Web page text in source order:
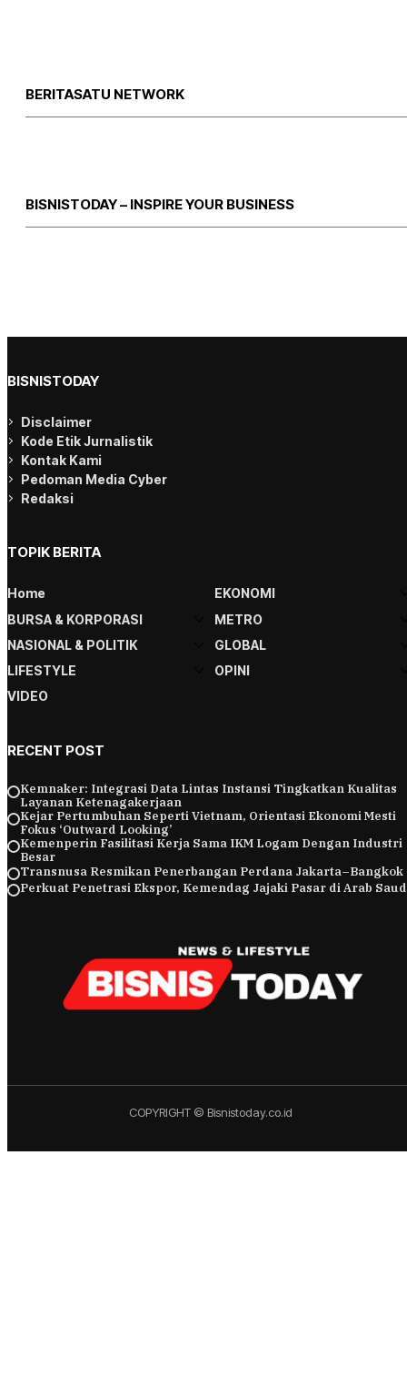
BERITASATU NETWORK
BISNISTODAY – INSPIRE YOUR BUSINESS
BISNISTODAY
Disclaimer
Kode Etik Jurnalistik
Kontak Kami
Pedoman Media Cyber
Redaksi
TOPIK BERITA
Home
EKONOMI
BURSA & KORPORASI
METRO
NASIONAL & POLITIK
GLOBAL
LIFESTYLE
OPINI
VIDEO
RECENT POST
Kemnaker: Integrasi Data Lintas Instansi Tingkatkan Kualitas
Layanan Ketenagakerjaan
Kejar Pertumbuhan Seperti Vietnam, Orientasi Ekonomi Mesti
Fokus ‘Outward Looking’
Kemenperin Fasilitasi Kerja Sama IKM Logam Dengan Industri
Besar
Transnusa Resmikan Penerbangan Perdana Jakarta–Bangkok
Perkuat Penetrasi Ekspor, Kemendag Jajaki Pasar di Arab
COPYRIGHT © Bisnistoday.co.id